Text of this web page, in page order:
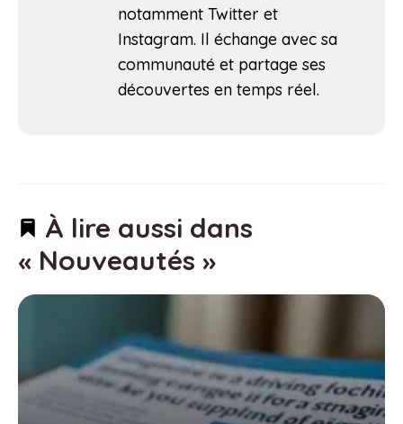
notamment Twitter et
Instagram. Il échange avec sa
communauté et partage ses
découvertes en temps réel.
À lire aussi dans
« Nouveautés »